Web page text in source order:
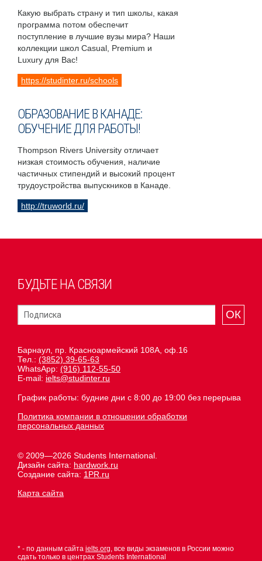
Какую выбрать страну и тип школы, какая
программа потом обеспечит
поступление в лучшие вузы мира? Наши
коллекции школ Casual, Premium и
Luxury для Вас!
https://studinter.ru/schools
ОБРАЗОВАНИЕ В КАНАДЕ:
ОБУЧЕНИЕ ДЛЯ РАБОТЫ!
Thompson Rivers University отличает
низкая стоимость обучения, наличие
частичных стипендий и высокий процент
трудоустройства выпускников в Канаде.
http://truworld.ru/
БУДЬТЕ НА СВЯЗИ
ОК
Барнаул, пр. Красноармейский 108А, оф.16
Тел.: (3852) 39-65-63
WhatsApp: (916) 112-55-50
E-mail: ielts@studinter.ru
График работы: будние дни с 8:00 до 19:00 без перерыва
Политика компании в отношении обработки
персональных данных
© 2009—2026 Students International.
Дизайн сайта: hardwork.ru
Создание сайта: 1PR.ru
Карта сайта
* - по данным сайта ielts.org, все виды экзаменов в России можно
сдать только в центрах Students International